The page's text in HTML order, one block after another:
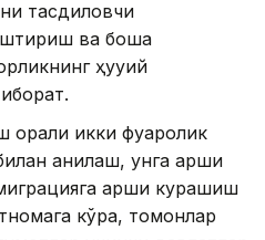
тасдиқловчи
ва бошқа
ҳуқуқий
орқали икки фуқаролик
аниқлаш, унга қарши
қарши курашиш
кўра, томонлар